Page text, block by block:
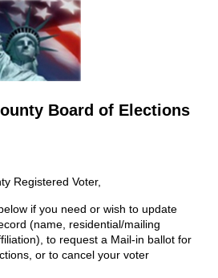
Board of Elections
Registered Voter,
if you need or wish to update
(name, residential/mailing
to request a Mail-in ballot for
or to cancel your voter